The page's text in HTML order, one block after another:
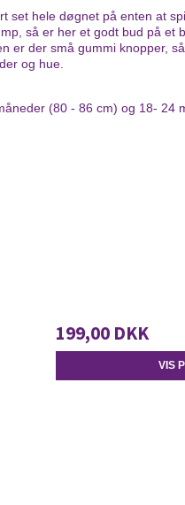
set hele døgnet på enten at
så er her et godt bud på et
er der små gummi knopper,
og hue.
(80 - 86 cm) og 18- 24
199,00 DKK
VIS